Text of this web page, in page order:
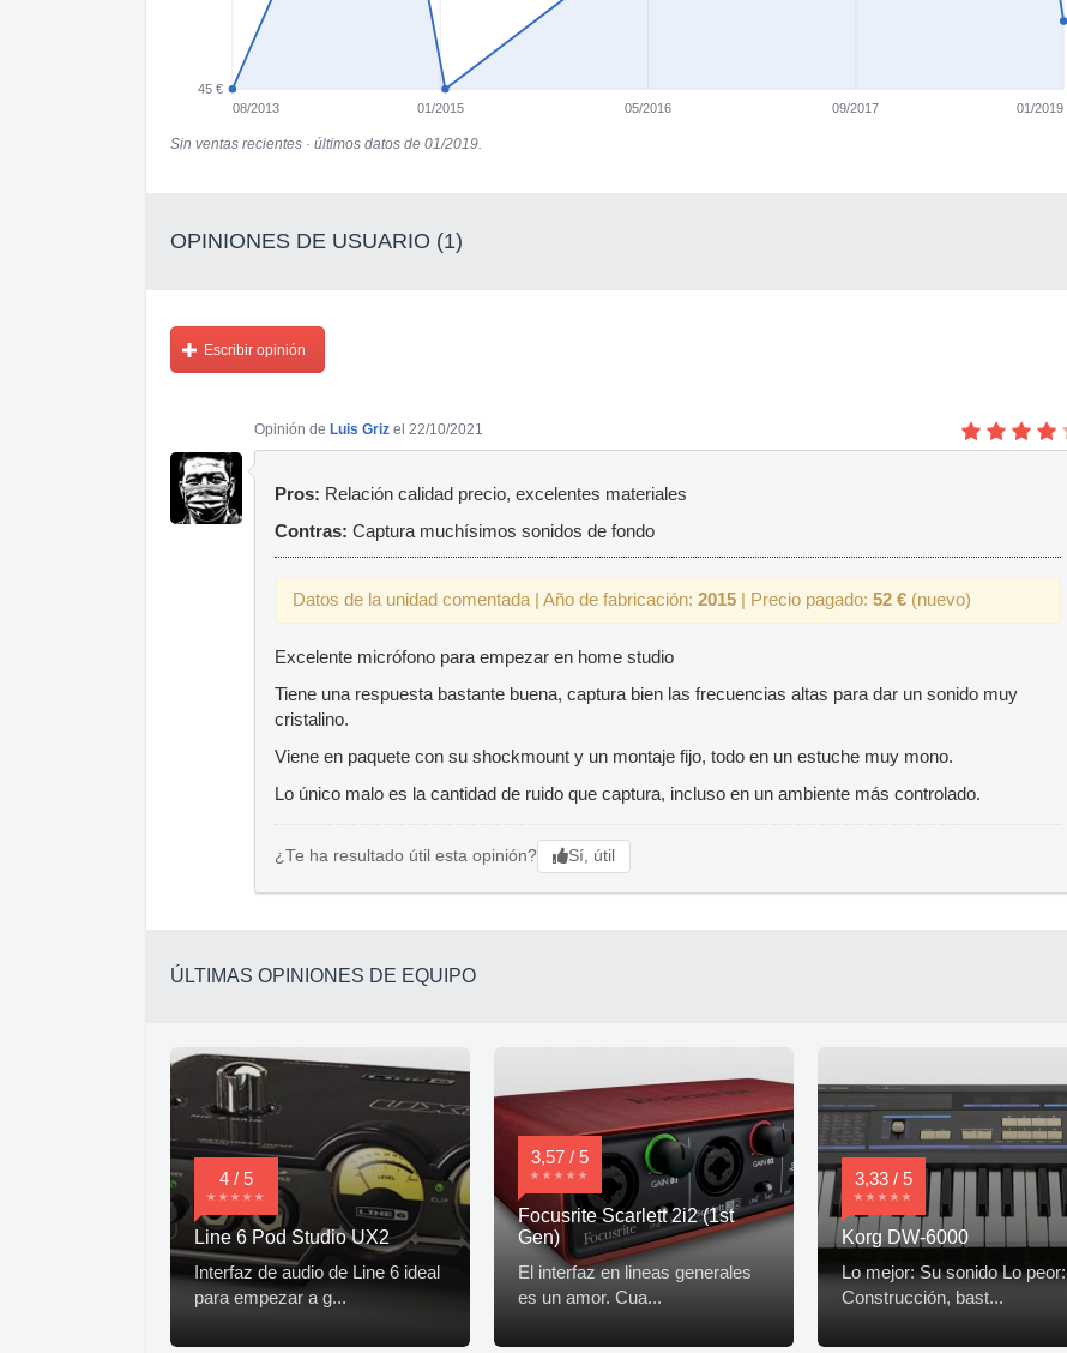
45 €
08/2013 01/2015 05/2016 09/2017 01/2019
Sin ventas recientes · últimos datos de 01/2019.
OPINIONES DE USUARIO (1)
Escribir opinión
Opinión de Luis Griz el 22/10/2021
Pros: Relación calidad precio, excelentes materiales
Contras: Captura muchísimos sonidos de fondo
Datos de la unidad comentada | Año de fabricación: 2015 | Precio pagado: 52 € (nuevo)
Excelente micrófono para empezar en home studio
Tiene una respuesta bastante buena, captura bien las frecuencias altas para dar un sonido muy
cristalino.
Viene en paquete con su shockmount y un montaje fijo, todo en un estuche muy mono.
Lo único malo es la cantidad de ruido que captura, incluso en un ambiente más controlado.
¿Te ha resultado útil esta opinión? Sí, útil
ÚLTIMAS OPINIONES DE EQUIPO
4 / 5
Line 6 Pod Studio UX2
Interfaz de audio de Line 6 ideal
para empezar a g...
3,57 / 5
Focusrite Scarlett 2i2 (1st
Gen)
El interfaz en lineas generales
es un amor. Cua...
3,33 / 5
Korg DW-6000
Lo mejor: Su sonido Lo peor:
Construcción, bast...